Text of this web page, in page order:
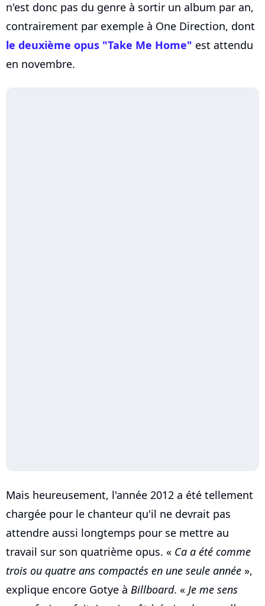
n'est donc pas du genre à sortir un album par an,
contrairement par exemple à One Direction, dont
le deuxième opus "Take Me Home" est attendu
en novembre.
Mais heureusement, l'année 2012 a été tellement
chargée pour le chanteur qu'il ne devrait pas
attendre aussi longtemps pour se mettre au
travail sur son quatrième opus. « Ca a été comme
trois ou quatre ans compactés en une seule année »,
explique encore Gotye à Billboard. « Je me sens